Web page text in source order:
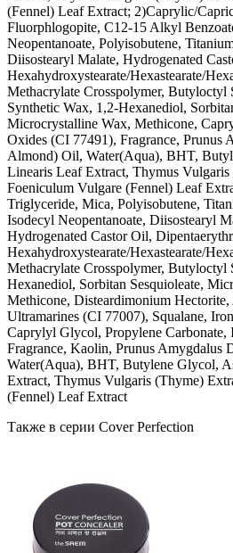
(Fennel) Leaf Extract; 2)Caprylic/
Fluorphlogopite, C12-15 Alkyl
Neopentanoate, Polyisobutene,
Diisostearyl Malate, Hydrogenated
Hexahydroxystearate/Hexastearate/
Methacrylate Crosspolymer, Butyloctyl
Synthetic Wax, 1,2-Hexanediol,
Microcrystalline Wax, Methicone,
Oxides (CI 77491), Fragrance, Prunus
Almond) Oil, Water(Aqua), BHT,
Linearis Leaf Extract, Thymus
Foeniculum Vulgare (Fennel) Leaf
Triglyceride, Mica, Polyisobutene,
Isodecyl Neopentanoate, Diisostearyl
Hydrogenated Castor Oil,
Hexahydroxystearate/Hexastearate/
Methacrylate Crosspolymer, Butyloctyl
Hexanediol, Sorbitan Sesquioleate,
Methicone, Disteardimonium
Ultramarines (CI 77007), Squalane,
Caprylyl Glycol, Propylene Carbonate,
Fragrance, Kaolin, Prunus Amygdalus
Water(Aqua), BHT, Butylene Glycol,
Extract, Thymus Vulgaris (Thyme)
(Fennel) Leaf Extract
Также в серии Cover Perfection